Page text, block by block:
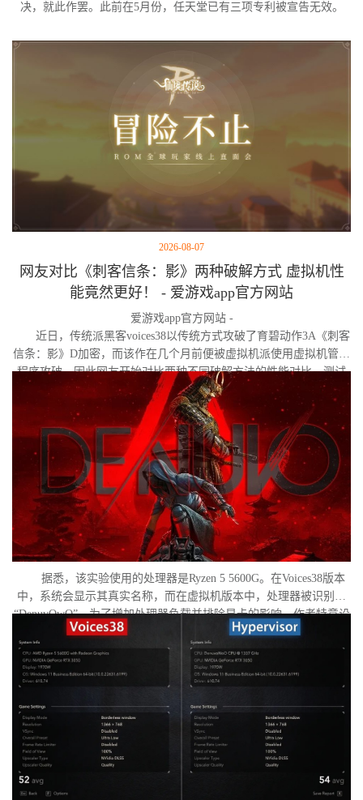
决，就此作罢。此前在5月份，任天堂已有三项专利被宣告无效。
2026-08-07
网友对比《刺客信条：影》两种破解方式 虚拟机性
能竟然更好！ - 爱游戏app官方网站
爱游戏app官方网站 -
近日，传统派黑客voices38以传统方式攻破了育碧动作3A《刺客
信条：影》D加密，而该作在几个月前便被虚拟机派使用虚拟机管理
程序攻破。因此网友开始对比两种不同破解方法的性能对比。测试
作者决定验证，虚拟机管理程序是否真的会像许多玩家认为的那
样，导致明显的帧数下降。
据悉，该实验使用的处理器是Ryzen 5 5600G。在Voices38版本
中，系统会显示其真实名称，而在虚拟机版本中，处理器被识别为
“DenuvOwO”。为了增加处理器负载并排除显卡的影响，作者特意设
置了低分辨率，并将所有图形设置调至“极低”模式。两项测试均在相
同条件下进行：内存完整性和基于虚拟化的安全性（VBS）均已关
闭，并且两轮测试之间电脑甚至没有重启。